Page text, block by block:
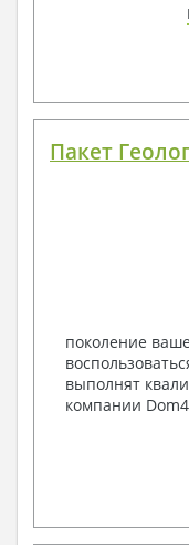
Пакет
поколение
выполнят
компании